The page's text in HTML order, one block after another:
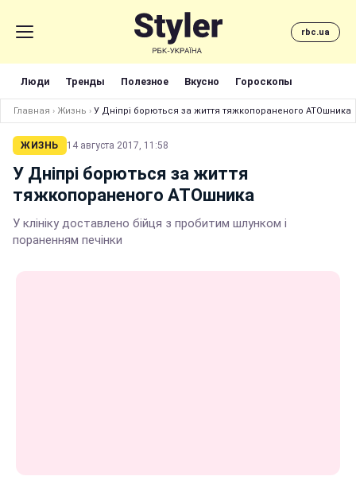
rbc.ua
Люди Тренды Полезное Вкусно Гороскопы
Главная › Жизнь › У Дніпрі борються за життя тяжкопораненого АТОшника
ЖИЗНЬ 14 августа 2017, 11:58
У Дніпрі борються за життя
тяжкопораненого АТОшника
У клініку доставлено бійця з пробитим шлунком і
пораненням печінки